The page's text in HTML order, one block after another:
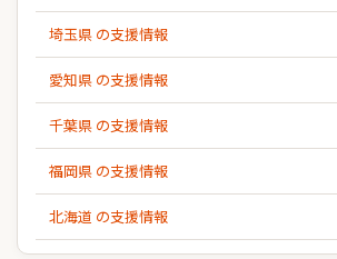
埼玉県 の支援情報
愛知県 の支援情報
千葉県 の支援情報
福岡県 の支援情報
北海道 の支援情報